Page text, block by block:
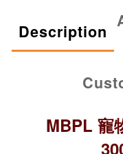
Description
MBPL 寵